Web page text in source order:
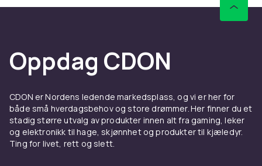
hunden
puslespill og snusmatter aktiverer hundens
naturlige søkeinstinkt og holder den
spesielt nyttige for energiske raser og hunder
som tilbringer deler av dagen alene hjemme.
Start med enklere leker og øk
vanskelighetsgraden etter hvert som hunden
Oppdag CDON
CDON er Nordens ledende markedsplass, og vi er her for
både små hverdagsbehov og store drømmer. Her finner du et
stadig større utvalg av produkter innen alt fra gaming, leker
og elektronikk til hage, skjønnhet og produkter til kjæledyr.
Ting for livet, rett og slett.